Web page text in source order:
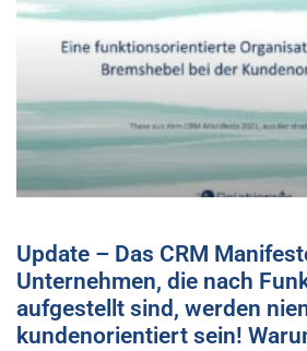
Update – Das CRM
Unternehmen, die nach
aufgestellt sind, werden
kundenorientiert sein!